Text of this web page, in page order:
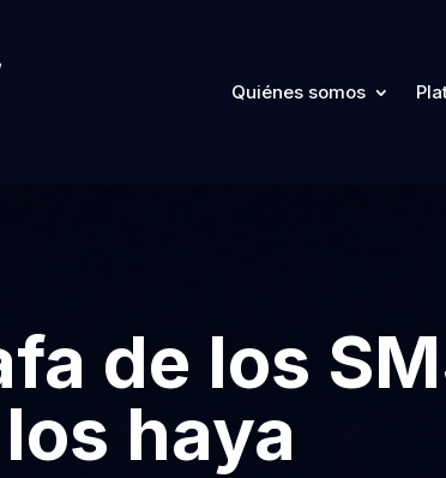
Quiénes somos
de los
haya